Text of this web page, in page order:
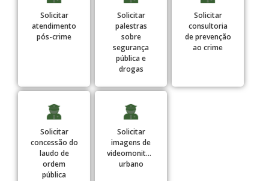
Solicitar
atendimento
pós-crime
Solicitar
palestras
sobre
segurança
pública e
drogas
Solicitar
consultoria
de prevenção
ao crime
Solicitar
concessão do
laudo de
ordem
pública
Solicitar
imagens de
videomonitoramento
urbano